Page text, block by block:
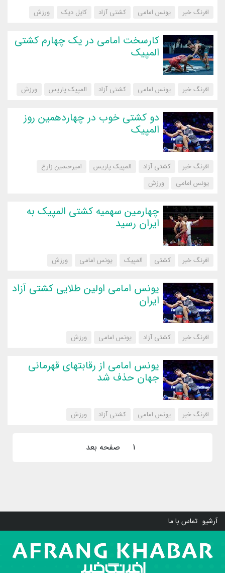
افرنگ خبر یونس امامی کشتی آزاد کایل دیک ‌ورزش
کارسخت امامی در یک چهارم کشتی
المپیک
افرنگ خبر یونس امامی کشتی آزاد المپیک پاریس ‌ورزش
دو کشتی خوب در چهاردهمین روز
المپیک
افرنگ خبر کشتی آزاد المپیک پاریس
امیرحسین زارع
یونس امامی
‌ورزش
چهارمین سهمیه کشتی المپیک به
ایران رسید
افرنگ خبر کشتی المپیک یونس امامی ‌ورزش
یونس امامی اولین طلایی کشتی آزاد
ایران
افرنگ خبر کشتی آزاد یونس امامی ‌ورزش
یونس امامی از رقابتهای قهرمانی
جهان حذف شد
افرنگ خبر یونس امامی کشتی آزاد ‌ورزش
1 صفحه بعد
آرشیو تماس با ما